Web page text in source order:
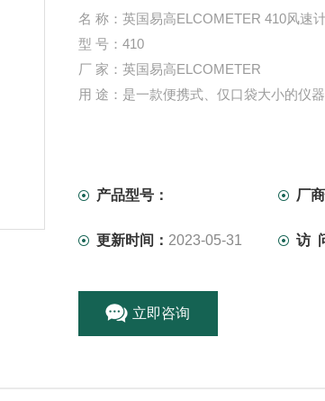
名 称：英国易高ELCOMETER 410风速
型 号：410
厂 家：英国易高ELCOMETER
用 途：是一款便携式、仅口袋大小的仪
产品型号： 厂
更新时间： 2023-05-31 访
立即咨询